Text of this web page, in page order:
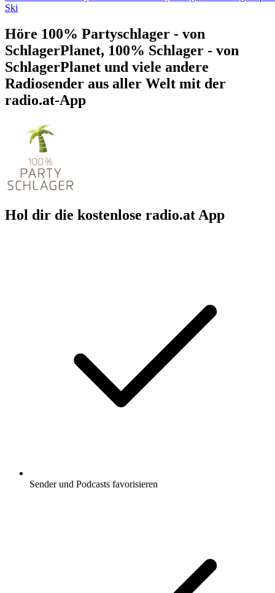
Ski
Höre 100% Partyschlager - von
SchlagerPlanet, 100% Schlager - von
SchlagerPlanet und viele andere
Radiosender aus aller Welt mit der
radio.at-App
Hol dir die kostenlose radio.at App
Sender und Podcasts favorisieren